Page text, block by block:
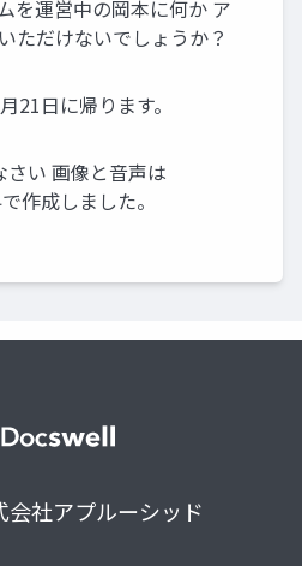
を運営中の岡本に何か ア
ただけないでしょうか？
21日に帰ります。
さい 画像と音声は
作成しました。
会社アプルーシッド